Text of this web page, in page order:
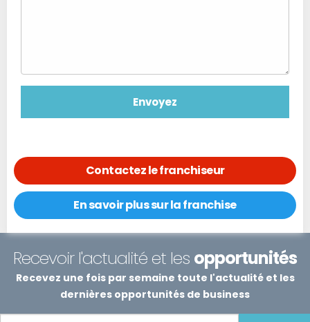
Contactez le franchiseur
En savoir plus sur la franchise
Recevoir l'actualité et les opportunités
Recevez une fois par semaine toute l'actualité et les
dernières opportunités de business